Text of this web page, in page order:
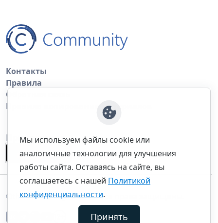
Контакты
Правила
Обратная связь
Правила копирования материалов
Приложение
©thecommunity.ru 2026. Все права защищены.
Мы используем файлы cookie или
аналогичные технологии для улучшения
работы сайта. Оставаясь на сайте, вы
соглашаетесь с нашей Политикой
конфиденциальности.
Принять